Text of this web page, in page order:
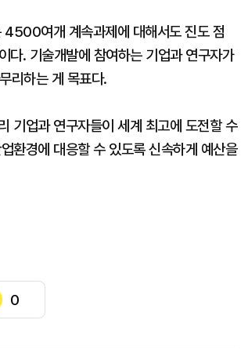
여개 계속과제에 대해서도 진도 점
다. 기술개발에 참여하는 기업과 연구자가
리하는 게 목표다.
기업과 연구자들이 세계 최고에 도전할 수
환경에 대응할 수 있도록 신속하게 예산을
0